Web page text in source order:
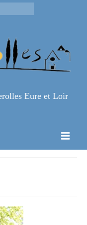
Eure et Loir